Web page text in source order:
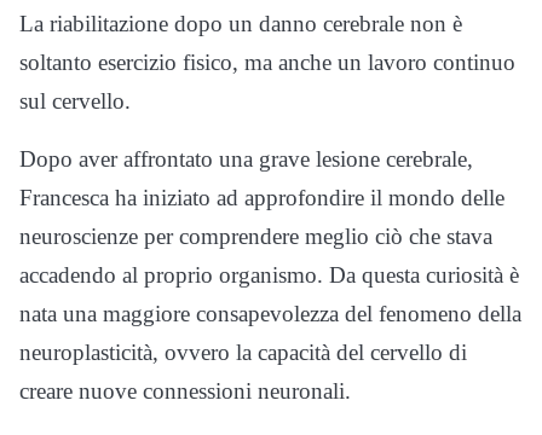
La riabilitazione dopo un danno cerebrale non è
soltanto esercizio fisico, ma anche un lavoro continuo
sul cervello.
Dopo aver affrontato una grave lesione cerebrale,
Francesca ha iniziato ad approfondire il mondo delle
neuroscienze per comprendere meglio ciò che stava
accadendo al proprio organismo. Da questa curiosità è
nata una maggiore consapevolezza del fenomeno della
neuroplasticità, ovvero la capacità del cervello di
creare nuove connessioni neuronali.